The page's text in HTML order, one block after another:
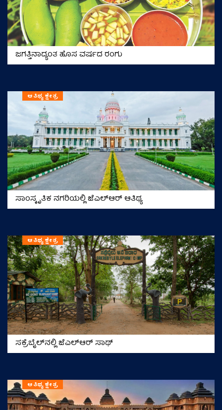
ಜಗತ್ತಿನಾದ್ಯಂತ ಹೊಸ ವರ್ಷದ ರಂಗು
ಆತಿಥ್ಯ ಕ್ಷೇತ್ರ
ಸಾಂಸ್ಕೃತಿಕ ನಗರಿಯಲ್ಲಿ ಜೆಎಲ್‌ಆರ್‌ ಆತಿಥ್ಯ
ಆತಿಥ್ಯ ಕ್ಷೇತ್ರ
ಸಕ್ರೆಬೈಲ್‌ನಲ್ಲಿ ಜೆಎಲ್‌ಆರ್‌ ಸಾಥ್
ಆತಿಥ್ಯ ಕ್ಷೇತ್ರ